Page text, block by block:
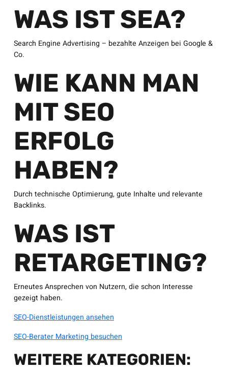
WAS IST SEA?
Search Engine Advertising – bezahlte Anzeigen bei Google &
Co.
WIE KANN MAN
MIT SEO
ERFOLG
HABEN?
Durch technische Optimierung, gute Inhalte und relevante
Backlinks.
WAS IST
RETARGETING?
Erneutes Ansprechen von Nutzern, die schon Interesse
gezeigt haben.
SEO-Dienstleistungen ansehen
SEO-Berater Marketing besuchen
WEITERE KATEGORIEN: